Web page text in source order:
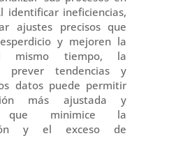
identificar ineficiencias,
ajustes precisos que
y mejoren la
mismo tiempo, la
prever tendencias y
datos puede permitir
más ajustada y
que minimice la
y el exceso de